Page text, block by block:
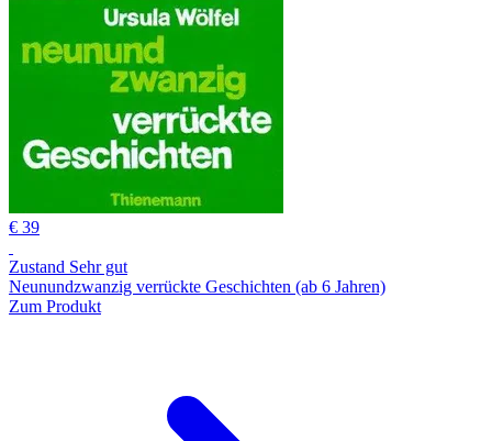
€ 39
Zustand Sehr gut
Neunundzwanzig verrückte Geschichten (ab 6 Jahren)
Zum Produkt